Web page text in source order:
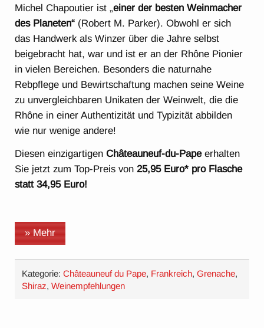
Michel Chapoutier ist „einer der besten Weinmacher
des Planeten“ (Robert M. Parker). Obwohl er sich
das Handwerk als Winzer über die Jahre selbst
beigebracht hat, war und ist er an der Rhône Pionier
in vielen Bereichen. Besonders die naturnahe
Rebpflege und Bewirtschaftung machen seine Weine
zu unvergleichbaren Unikaten der Weinwelt, die die
Rhône in einer Authentizität und Typizität abbilden
wie nur wenige andere!
Diesen einzigartigenChâteauneuf-du-Papeerhalten
Sie jetzt zum Top-Preis von25,95 Euro* pro Flasche
statt 34,95 Euro!
» Mehr
Kategorie:Châteauneuf du Pape, Frankreich,Grenache,
Shiraz,Weinempfehlungen